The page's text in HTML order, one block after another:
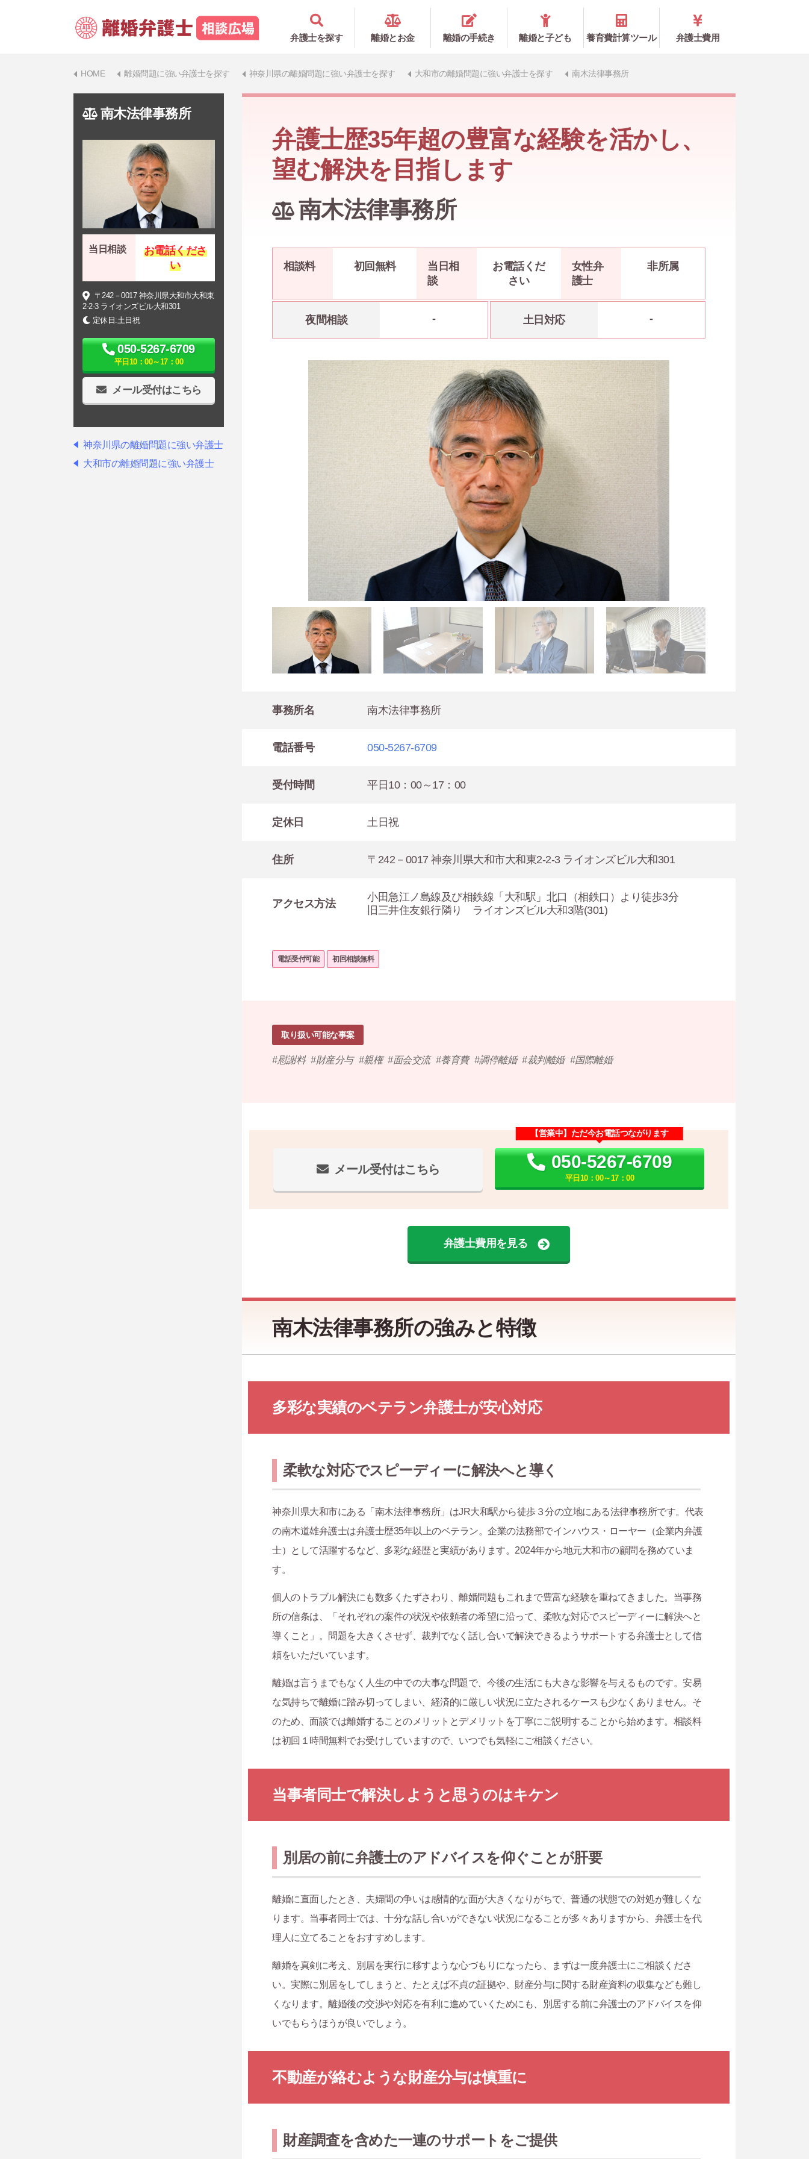
弁護士を探す 離婚とお金 離婚の手続き 離婚と子ども 養育費計算ツール 弁護士費用
HOME 離婚問題に強い弁護士を探す 神奈川県の離婚問題に強い弁護士を探す 大和市の離婚問題に強い弁護士を探す 南木法律事務所
弁護士歴35年超の豊富な経験を活かし、
望む解決を目指します
南木法律事務所
相談料 初回無料
当日相
談
お電話くだ
さい
女性弁
護士
非所属
夜間相談 - 土日対応 -
事務所名 南木法律事務所
電話番号 050-5267-6709
受付時間 平日10：00～17：00
定休日 土日祝
住所 〒242－0017 神奈川県大和市大和東2-2-3 ライオンズビル大和301
アクセス方法
小田急江ノ島線及び相鉄線「大和駅」北口（相鉄口）より徒歩3分
旧三井住友銀行隣り ライオンズビル大和3階(301)
電話受付可能 初回相談無料
取り扱い可能な事案
慰謝料 財産分与 親権 面会交流 養育費 調停離婚 裁判離婚 国際離婚
メール受付はこちら
【営業中】ただ今お電話つながります
050-5267-6709
平日10：00～17：00
弁護士費用を見る
南木法律事務所の強みと特徴
多彩な実績のベテラン弁護士が安心対応
柔軟な対応でスピーディーに解決へと導く
神奈川県大和市にある「南木法律事務所」はJR大和駅から徒歩３分の立地にある法律事務所です。代表
の南木道雄弁護士は弁護士歴35年以上のベテラン。企業の法務部でインハウス・ローヤー（企業内弁護
士）として活躍するなど、多彩な経歴と実績があります。2024年から地元大和市の顧問を務めていま
す。
個人のトラブル解決にも数多くたずさわり、離婚問題もこれまで豊富な経験を重ねてきました。当事務
所の信条は、「それぞれの案件の状況や依頼者の希望に沿って、柔軟な対応でスピーディーに解決へと
導くこと」。問題を大きくさせず、裁判でなく話し合いで解決できるようサポートする弁護士として信
頼をいただいています。
離婚は言うまでもなく人生の中での大事な問題で、今後の生活にも大きな影響を与えるものです。安易
な気持ちで離婚に踏み切ってしまい、経済的に厳しい状況に立たされるケースも少なくありません。そ
のため、面談では離婚することのメリットとデメリットを丁寧にご説明することから始めます。相談料
は初回１時間無料でお受けしていますので、いつでも気軽にご相談ください。
当事者同士で解決しようと思うのはキケン
別居の前に弁護士のアドバイスを仰ぐことが肝要
離婚に直面したとき、夫婦間の争いは感情的な面が大きくなりがちで、普通の状態での対処が難しくな
ります。当事者同士では、十分な話し合いができない状況になることが多々ありますから、弁護士を代
理人に立てることをおすすめします。
離婚を真剣に考え、別居を実行に移すような心づもりになったら、まずは一度弁護士にご相談くださ
い。実際に別居をしてしまうと、たとえば不貞の証拠や、財産分与に関する財産資料の収集なども難し
くなります。離婚後の交渉や対応を有利に進めていくためにも、別居する前に弁護士のアドバイスを仰
いでもらうほうが良いでしょう。
不動産が絡むような財産分与は慎重に
財産調査を含めた一連のサポートをご提供
南木法律事務所
当日相談
お電話くださ
い
〒242－0017 神奈川県大和市大和東
2-2-3 ライオンズビル大和301
定休日:土日祝
050-5267-6709
平日10：00～17：00
メール受付はこちら
神奈川県の離婚問題に強い弁護士
大和市の離婚問題に強い弁護士